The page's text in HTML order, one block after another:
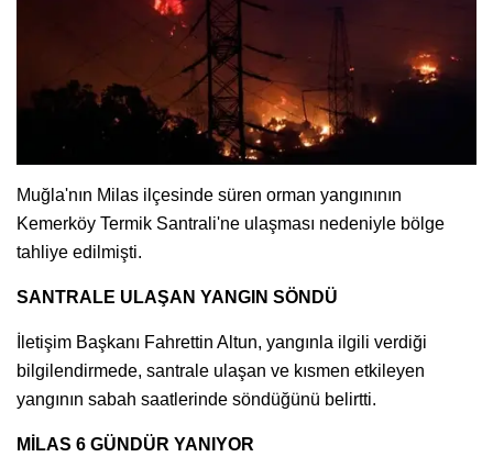
Muğla'nın Milas ilçesinde süren orman yangınının
Kemerköy Termik Santrali'ne ulaşması nedeniyle bölge
tahliye edilmişti.
SANTRALE ULAŞAN YANGIN SÖNDÜ
İletişim Başkanı Fahrettin Altun, yangınla ilgili verdiği
bilgilendirmede, santrale ulaşan ve kısmen etkileyen
yangının sabah saatlerinde söndüğünü belirtti.
MİLAS 6 GÜNDÜR YANIYOR